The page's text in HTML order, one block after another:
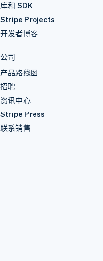
库和 SDK
Stripe Projects
开发者博客
公司
产品路线图
招聘
资讯中心
Stripe Press
联系销售